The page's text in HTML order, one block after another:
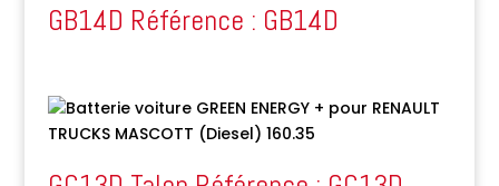
GB14D Référence : GB14D